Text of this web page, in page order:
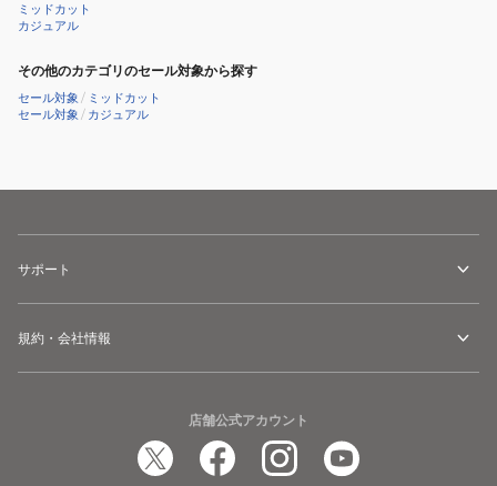
ミッドカット
カジュアル
その他のカテゴリのセール対象から探す
セール対象 / ミッドカット
セール対象 / カジュアル
サポート
規約・会社情報
店舗公式アカウント